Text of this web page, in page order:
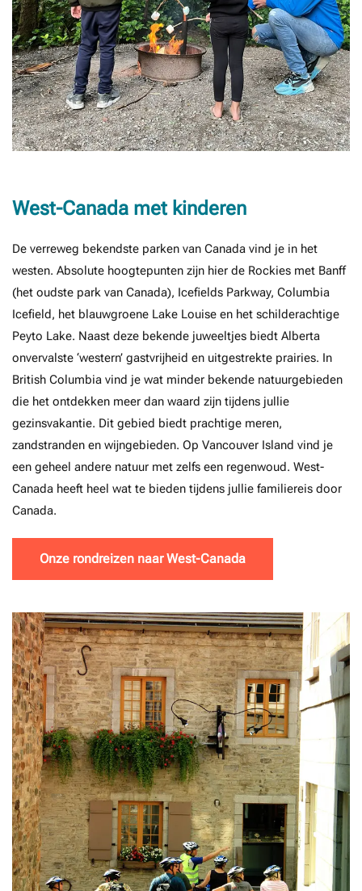
West-Canada met kinderen
De verreweg bekendste parken van Canada vind je in het
westen. Absolute hoogtepunten zijn hier de Rockies met Banff
(het oudste park van Canada), Icefields Parkway, Columbia
Icefield, het blauwgroene Lake Louise en het schilderachtige
Peyto Lake. Naast deze bekende juweeltjes biedt Alberta
onvervalste ‘western’ gastvrijheid en uitgestrekte prairies. In
British Columbia vind je wat minder bekende natuurgebieden
die het ontdekken meer dan waard zijn tijdens jullie
gezinsvakantie. Dit gebied biedt prachtige meren,
zandstranden en wijngebieden. Op Vancouver Island vind je
een geheel andere natuur met zelfs een regenwoud. West-
Canada heeft heel wat te bieden tijdens jullie familiereis door
Canada.
Onze rondreizen naar West-Canada